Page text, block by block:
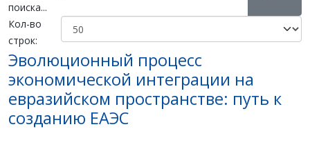
поиска...
Кол-во
строк:
Эволюционный процесс
экономической интеграции на
евразийском пространстве: путь к
созданию ЕАЭС